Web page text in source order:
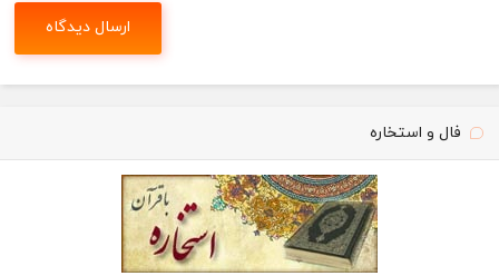
فال و استخاره